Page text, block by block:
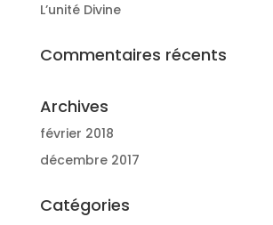
L’unité Divine
Commentaires récents
Archives
février 2018
décembre 2017
Catégories